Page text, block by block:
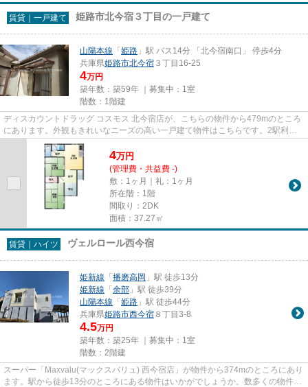
賃貸｜一戸建て 姫路市北今宿３丁目の一戸建て
山陽本線 「姫路 」駅 バス14分 「北今宿南口」 停歩4分
兵庫県姫路市北今宿 ３丁目16-25
4万円
築年数：築59年 ｜募集中： 1室
階数：1階建
ディスカウントドラッグ コスモス 北今宿店が、こちらの物件から479mのところ
にあります。外観もきれいなニーズの高い一戸建て物件はこちらです。2駅利用
可能でとても利便性の高い一戸...
4万円
(管理費・共益費 -)
敷：1ヶ月｜礼：1ヶ月
所在階：1階
間取り：2DK
面積：37.27㎡
賃貸｜ハイツ ヴェルロール西今宿
姫新線 「播磨高岡 」駅 徒歩13分
姫新線 「余部 」駅 徒歩39分
山陽本線 「姫路 」駅 徒歩44分
兵庫県姫路市西今宿 ８丁目3-8
4.5万円
築年数：築25年 ｜募集中： 1室
階数：2階建
スーパー「Maxvalu(マックスバリュ) 西今宿店」が物件から374mのところにあり
ます。駅から徒歩13分のところにある物件はいかがでしょうか。数多くの物件を